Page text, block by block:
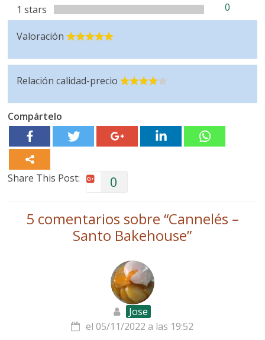
1 stars
0
Valoración
Relación calidad-precio
Compártelo
Share This Post: 0
5 comentarios sobre “Cannelés –
Santo Bakehouse”
Jose
el 05/11/2022 a las 19:52